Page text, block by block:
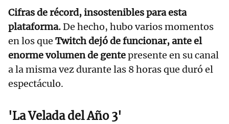
Cifras de récord, insostenibles para esta
plataforma.De hecho, hubo varios momentos
en los que Twitch dejó de funcionar, ante el
enorme volumen de gentepresente en su canal
a la misma vez durante las 8 horas que duró el
espectáculo.
'La Velada del Año 3'